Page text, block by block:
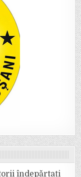
îndepărtați